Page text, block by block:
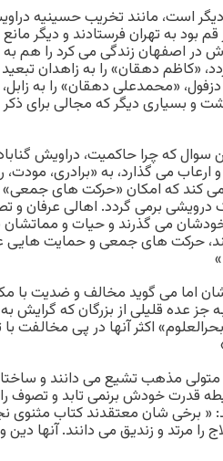
است، مانند تخریب حسینیه
بود به تهران فرستادند و دیگر
در اصفهان زندگی می کرد را هم به
«کاظم دهقان» را به زاهدان
«محمدعلی دهقان» را به
و بسیاری دیگر که مجالی برای
که چرا حاکمیت، دراویش
می گذارد، به «برادری، مودت،
کند که امکان «حرکت های جمعی»
برمی گردد. اهالی عرفان و
خودشان می گذرند و حیات و
حرکت های جمعی و حمایت هایی
اما می گوید مخالف و ضدیت با
به جز عده قلیلی از بزرگان که
اکثر آنها در پی مخالفت
مذهب تشیع می دانند و ساختار
قدرت خودش برنمی تابد و تصوف
« برخی شان معتقدند کتاب
را مرتد و زندیق می دانند. آنها